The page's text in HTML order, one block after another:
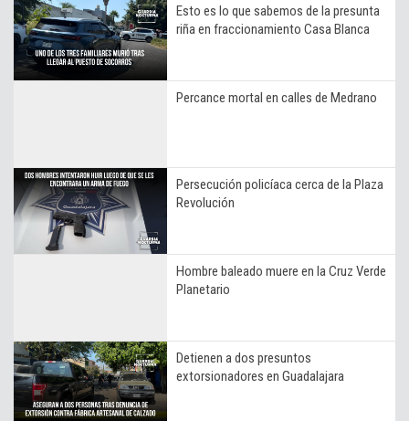
Esto es lo que sabemos de la presunta
riña en fraccionamiento Casa Blanca
Percance mortal en calles de Medrano
Persecución policíaca cerca de la Plaza
Revolución
Hombre baleado muere en la Cruz Verde
Planetario
Detienen a dos presuntos
extorsionadores en Guadalajara